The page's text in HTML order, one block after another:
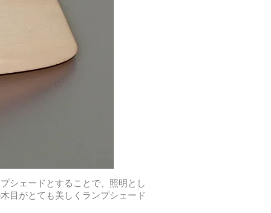
シェードとすることで、照明とし
目がとても美しくランプシェード